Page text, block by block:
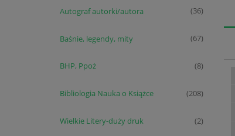
Autograf autorki/autora (36)
Baśnie, legendy, mity (67)
BHP, Ppoż (8)
Bibliologia Nauka o Książce (208)
Wielkie Litery-duży druk (2)